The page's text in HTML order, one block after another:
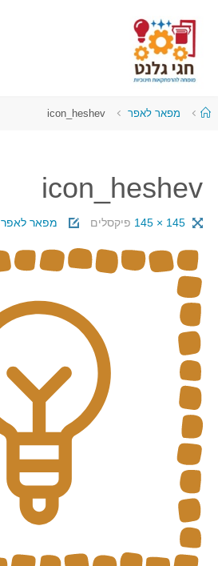
מפאר לאפר icon_heshev
icon_heshev
145 × 145 פיקסלים מפאר לאפר